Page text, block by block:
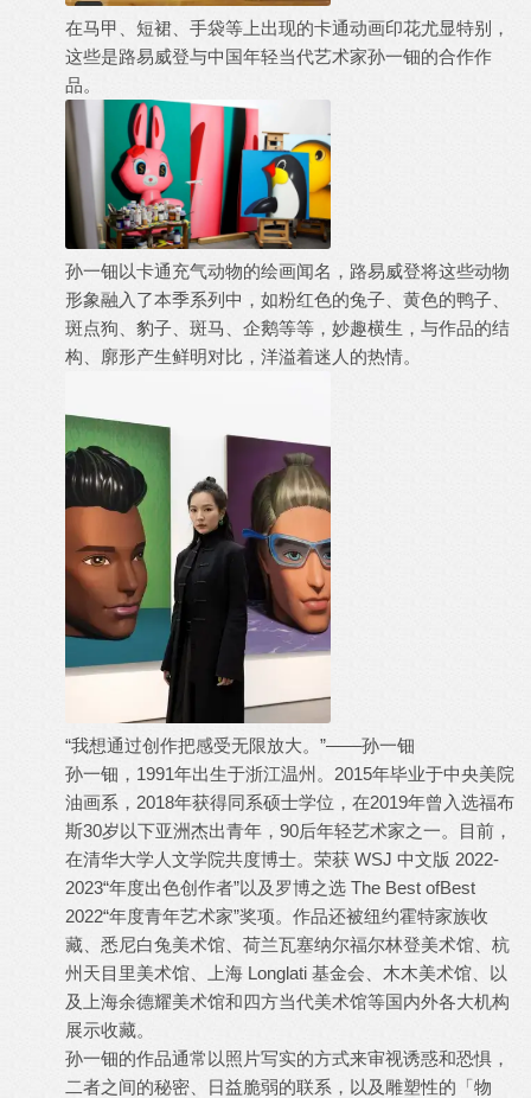
在马甲、短裙、手袋等上出现的卡通动画印花尤显特别，
这些是路易威登与中国年轻当代艺术家孙一钿的合作作
品。
孙一钿以卡通充气动物的绘画闻名，路易威登将这些动物
形象融入了本季系列中，如粉红色的兔子、黄色的鸭子、
斑点狗、豹子、斑马、企鹅等等，妙趣横生，与作品的结
构、廓形产生鲜明对比，洋溢着迷人的热情。
“我想通过创作把感受无限放大。”——孙一钿
孙一钿，1991年出生于浙江温州。2015年毕业于中央美院
油画系，2018年获得同系硕士学位，在2019年曾入选福布
斯30岁以下亚洲杰出青年，90后年轻艺术家之一。目前，
在清华大学人文学院共度博士。荣获 WSJ 中⽂版 2022-
2023“年度出⾊创作者”以及罗博之选 The Best ofBest
2022“年度⻘年艺术家”奖项。作品还被纽约霍特家族收
藏、悉尼⽩兔美术馆、荷兰瓦塞纳尔福尔林登美术馆、杭
州天⽬⾥美术馆、上海 Longlati 基⾦会、⽊⽊美术馆、以
及上海余德耀美术馆和四⽅当代美术馆等国内外各⼤机构
展示收藏。
孙一钿的作品通常以照片写实的方式来审视诱惑和恐惧，
二者之间的秘密、日益脆弱的联系，以及雕塑性的「物